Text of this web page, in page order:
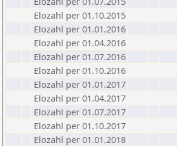
Elozahl per 01.10.2015
Elozahl per 01.01.2016
Elozahl per 01.04.2016
Elozahl per 01.07.2016
Elozahl per 01.10.2016
Elozahl per 01.01.2017
Elozahl per 01.04.2017
Elozahl per 01.07.2017
Elozahl per 01.10.2017
Elozahl per 01.01.2018